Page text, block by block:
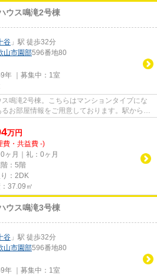
ウス鳴滝2号棟
谷 」駅 徒歩32分
山市園部596番地80
年 ｜募集中： 1室
鳴滝2号棟。こちらはマンションタイプにな
お部屋情報をご用意しております。駅から近
万円
費・共益費 -)
ヶ月｜礼：0ヶ月
：5階
：2DK
37.09㎡
ウス鳴滝3号棟
谷 」駅 徒歩32分
山市園部596番地80
年 ｜募集中： 1室